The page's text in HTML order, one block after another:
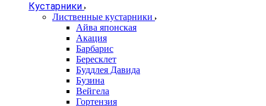
Кустарники
Лиственные кустарники
Айва японская
Акация
Барбарис
Бересклет
Буддлея Давида
Бузина
Вейгела
Гортензия